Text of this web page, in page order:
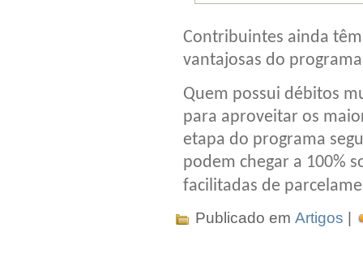
Contribuintes ainda
vantajosas do programa
Quem possui débitos
para aproveitar os
etapa do programa
podem chegar a 100%
facilitadas de
Publicado em Artigos |